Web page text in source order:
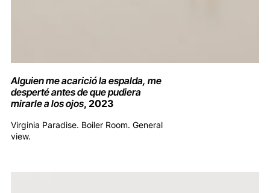
Alguien me acarició la espalda, me
desperté antes de que pudiera
mirarle a los ojos, 2023
Virginia Paradise. Boiler Room. General
view.